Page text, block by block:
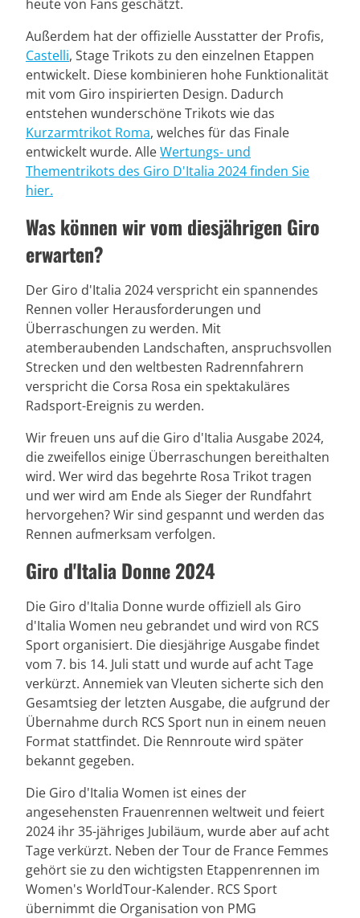
heute von Fans geschätzt.
Außerdem hat der offizielle Ausstatter der Profis,
Castelli, Stage Trikots zu den einzelnen Etappen
entwickelt. Diese kombinieren hohe Funktionalität
mit vom Giro inspirierten Design. Dadurch
entstehen wunderschöne Trikots wie das
Kurzarmtrikot Roma, welches für das Finale
entwickelt wurde. AlleWertungs- und
Thementrikots des Giro D'Italia 2024 finden Sie
hier.
Was können wir vom diesjährigen Giro
erwarten?
Der Giro d'Italia 2024 verspricht ein spannendes
Rennen voller Herausforderungen und
Überraschungen zu werden. Mit
atemberaubenden Landschaften, anspruchsvollen
Strecken und den weltbesten Radrennfahrern
verspricht die Corsa Rosa ein spektakuläres
Radsport-Ereignis zu werden.
Wir freuen uns auf die Giro d'Italia Ausgabe 2024,
die zweifellos einige Überraschungen bereithalten
wird. Wer wird das begehrte Rosa Trikot tragen
und wer wird am Ende als Sieger der Rundfahrt
hervorgehen? Wir sind gespannt und werden das
Rennen aufmerksam verfolgen.
Giro d'Italia Donne 2024
Die Giro d'Italia Donne wurde offiziell als Giro
d'Italia Women neu gebrandet und wird von RCS
Sport organisiert. Die diesjährige Ausgabe findet
vom 7. bis 14. Juli statt und wurde auf acht Tage
verkürzt. Annemiek van Vleuten sicherte sich den
Gesamtsieg der letzten Ausgabe, die aufgrund der
Übernahme durch RCS Sport nun in einem neuen
Format stattfindet. Die Rennroute wird später
bekannt gegeben.
Die Giro d'Italia Women ist eines der
angesehensten Frauenrennen weltweit und feiert
2024 ihr 35-jähriges Jubiläum, wurde aber auf acht
Tage verkürzt. Neben der Tour de France Femmes
gehört sie zu den wichtigsten Etappenrennen im
Women's WorldTour-Kalender. RCS Sport
übernimmt die Organisation von PMG